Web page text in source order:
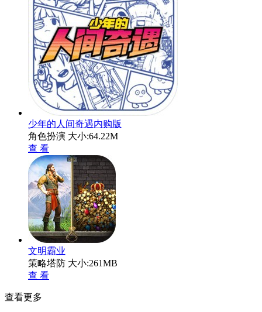
少年的人间奇遇内购版
角色扮演 大小:64.22M
查 看
文明霸业
策略塔防 大小:261MB
查 看
查看更多